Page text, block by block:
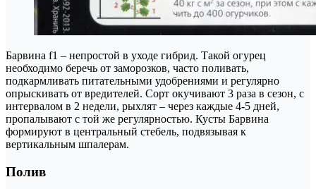
Барвина f1 – непростой в уходе гибрид. Такой огурец
необходимо беречь от заморозков, часто поливать,
подкармливать питательными удобрениями и регулярно
опрыскивать от вредителей. Сорт окучивают 3 раза в сезон, с
интервалом в 2 недели, рыхлят – через каждые 4-5 дней,
пропалывают с той же регулярностью. Кусты Барвина
формируют в центральный стебель, подвязывая к
вертикальным шпалерам.
Полив